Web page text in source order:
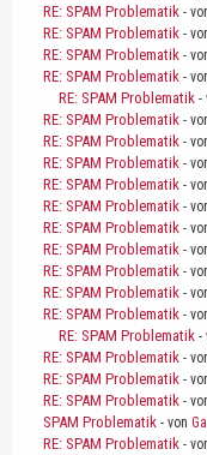
RE: SPAM Problematik -
RE: SPAM Problematik -
RE: SPAM Problematik -
RE: SPAM Problematik -
RE: SPAM Problematik -
RE: SPAM Problematik -
RE: SPAM Problematik -
RE: SPAM Problematik -
RE: SPAM Problematik -
RE: SPAM Problematik -
RE: SPAM Problematik -
RE: SPAM Problematik -
RE: SPAM Problematik -
RE: SPAM Problematik -
RE: SPAM Problematik -
RE: SPAM Problematik -
RE: SPAM Problematik -
RE: SPAM Problematik -
RE: SPAM Problematik -
SPAM Problematik - von
RE: SPAM Problematik -